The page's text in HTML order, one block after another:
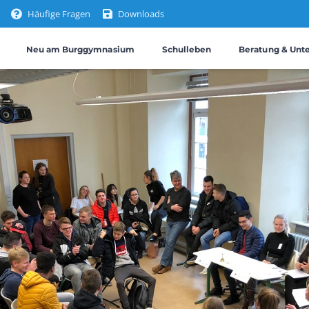
Häufige Fragen Downloads
Neu am Burggymnasium Schulleben Beratung &